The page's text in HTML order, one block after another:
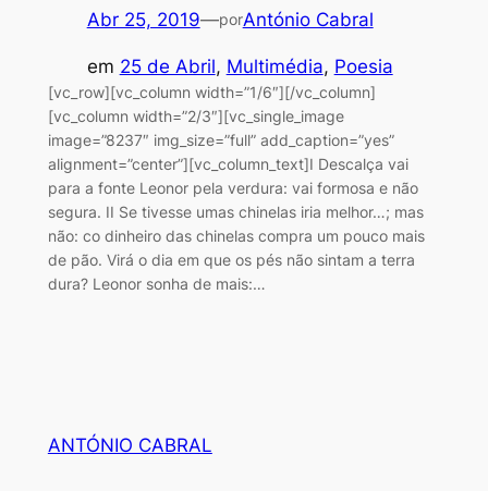
Abr 25, 2019—porAntónio Cabral
em 25 de Abril, Multimédia, Poesia
[vc_row][vc_column width=”1/6″][/vc_column]
[vc_column width=”2/3″][vc_single_image
image=”8237″ img_size=”full” add_caption=”yes”
alignment=”center”][vc_column_text]I Descalça vai
para a fonte Leonor pela verdura: vai formosa e não
segura. II Se tivesse umas chinelas iria melhor…; mas
não: co dinheiro das chinelas compra um pouco mais
de pão. Virá o dia em que os pés não sintam a terra
dura? Leonor sonha de mais:…
ANTÓNIO CABRAL